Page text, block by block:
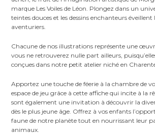
marque Les Voiles de Léon. Plongez dans un
teintes douces et les dessins enchanteurs éveillent
aventuriers.
Chacune de nos illustrations représente une
vous ne retrouverez nulle part ailleurs,
conçues dans notre petit atelier niché en
Apportez une touche de féerie à la chambre de
espace de jeu grâce à cette affiche qui incite à la
sont également une invitation à découvrir la
dès le plus jeune âge. Offrez à vos enfants
faune de notre planète tout en nourrissant leur
animaux.